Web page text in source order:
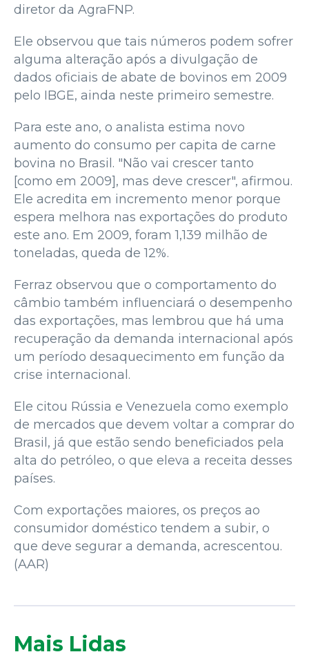
diretor da AgraFNP.
Ele observou que tais números podem sofrer
alguma alteração após a divulgação de
dados oficiais de abate de bovinos em 2009
pelo IBGE, ainda neste primeiro semestre.
Para este ano, o analista estima novo
aumento do consumo per capita de carne
bovina no Brasil. "Não vai crescer tanto
[como em 2009], mas deve crescer", afirmou.
Ele acredita em incremento menor porque
espera melhora nas exportações do produto
este ano. Em 2009, foram 1,139 milhão de
toneladas, queda de 12%.
Ferraz observou que o comportamento do
câmbio também influenciará o desempenho
das exportações, mas lembrou que há uma
recuperação da demanda internacional após
um período desaquecimento em função da
crise internacional.
Ele citou Rússia e Venezuela como exemplo
de mercados que devem voltar a comprar do
Brasil, já que estão sendo beneficiados pela
alta do petróleo, o que eleva a receita desses
países.
Com exportações maiores, os preços ao
consumidor doméstico tendem a subir, o
que deve segurar a demanda, acrescentou.
(AAR)
Mais Lidas